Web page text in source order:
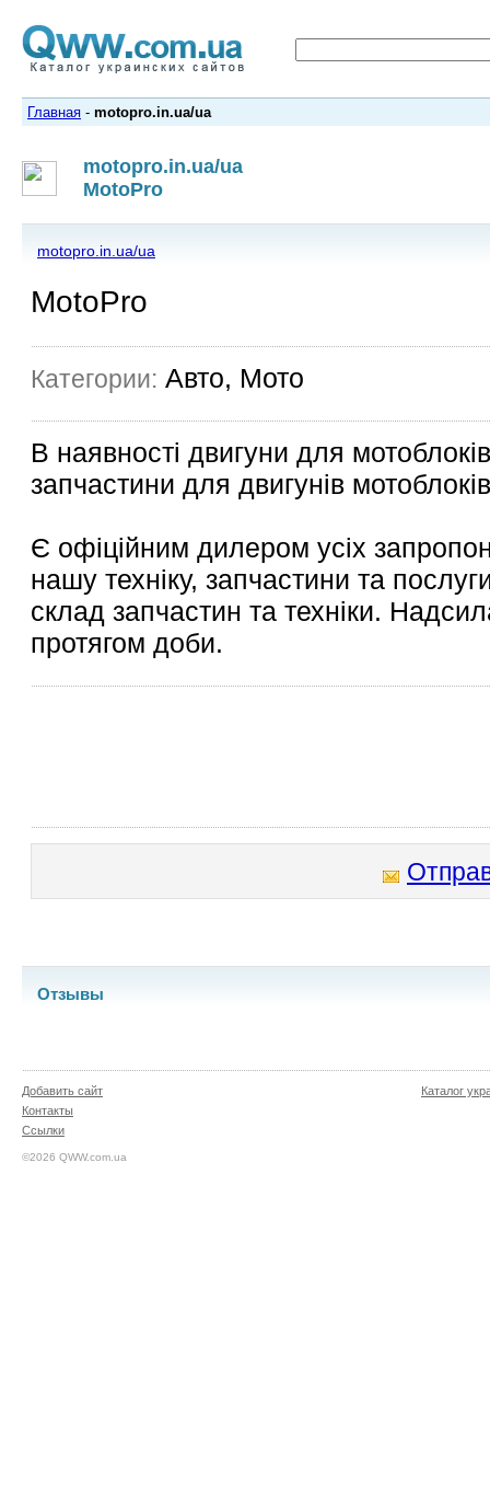
Главная - motopro.in.ua/ua
motopro.in.ua/ua
MotoPro
motopro.in.ua/ua
MotoPro
Категории: Авто, Мото
В наявності двигуни для
запчастини для двигунів
Є офіційним дилером усіх
нашу техніку, запчастини та
склад запчастин та техніки.
протягом доби.
Отзывы
Добавить сайт
Контакты
Ссылки
©2026 QWW.com.ua
Каталог